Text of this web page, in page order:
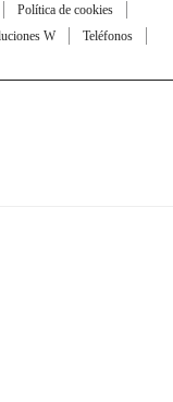
Política de cookies
W
Teléfonos